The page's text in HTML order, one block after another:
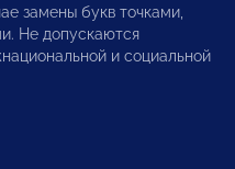
замены букв точками,
Не допускаются
и социальной